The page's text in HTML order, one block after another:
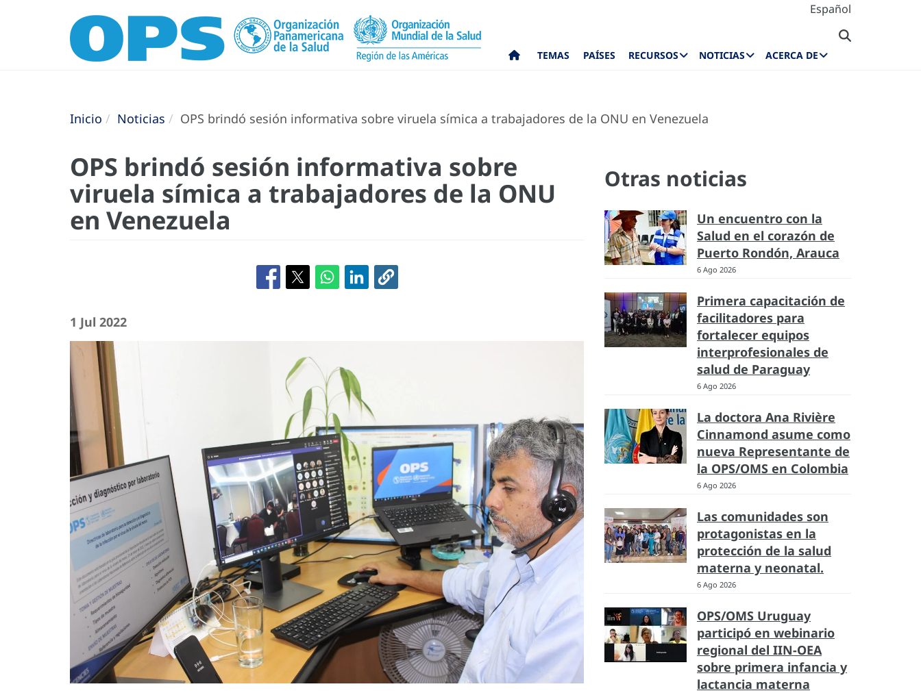
Español
TEMAS PAÍSES RECURSOS NOTICIAS ACERCA DE
Inicio Noticias OPS brindó sesión informativa sobre viruela símica a trabajadores de la ONU en Venezuela
OPS brindó sesión informativa sobre
viruela símica a trabajadores de la ONU
en Venezuela
1 Jul 2022
Otras noticias
Un encuentro con la
Salud en el corazón de
Puerto Rondón, Arauca
6 Ago 2026
Primera capacitación de
facilitadores para
fortalecer equipos
interprofesionales de
salud de Paraguay
6 Ago 2026
La doctora Ana Rivière
Cinnamond asume como
nueva Representante de
la OPS/OMS en Colombia
6 Ago 2026
Las comunidades son
protagonistas en la
protección de la salud
materna y neonatal.
6 Ago 2026
OPS/OMS Uruguay
participó en webinario
regional del IIN-OEA
sobre primera infancia y
lactancia materna